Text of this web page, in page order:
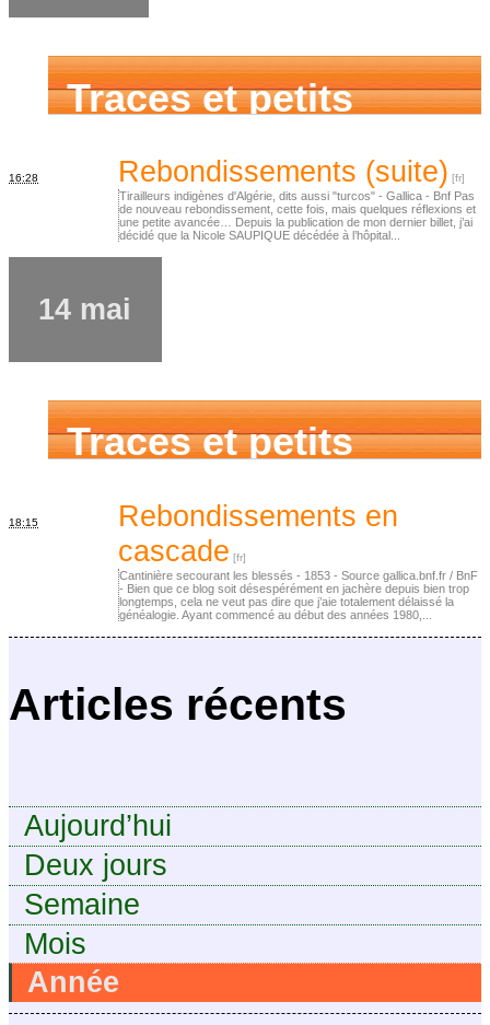
Articles récents
Aujourd’hui
Deux jours
Semaine
Mois
Année
Traces et petits
cailloux
16:28 Rebondissements (suite)
Tirailleurs indigènes d'Algérie, dits aussi "turcos" - Gallica - Bnf Pas
de nouveau rebondissement, cette fois, mais quelques réflexions et
une petite avancée… Depuis la publication de mon dernier billet, j’ai
décidé que la Nicole SAUPIQUE décédée à l’hôpital...
14 mai
Traces et petits
cailloux
18:15
Rebondissements en
cascade
Cantinière secourant les blessés - 1853 - Source gallica.bnf.fr / BnF
- Bien que ce blog soit désespérément en jachère depuis bien trop
longtemps, cela ne veut pas dire que j’aie totalement délaissé la
généalogie. Ayant commencé au début des années 1980,...